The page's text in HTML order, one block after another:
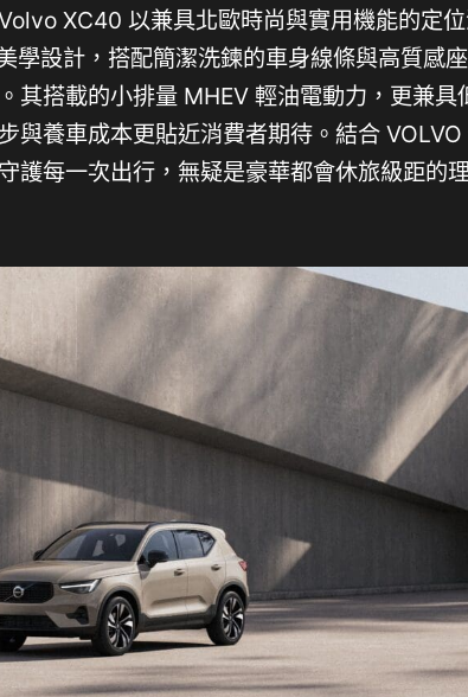
XC40 以兼具北歐時尚與實用機能的定
學設計，搭配簡潔洗鍊的車身線條與高質感
其搭載的小排量 MHEV 輕油電動力，更兼具
與養車成本更貼近消費者期待。結合 VOLVO
護每一次出行，無疑是豪華都會休旅級距的